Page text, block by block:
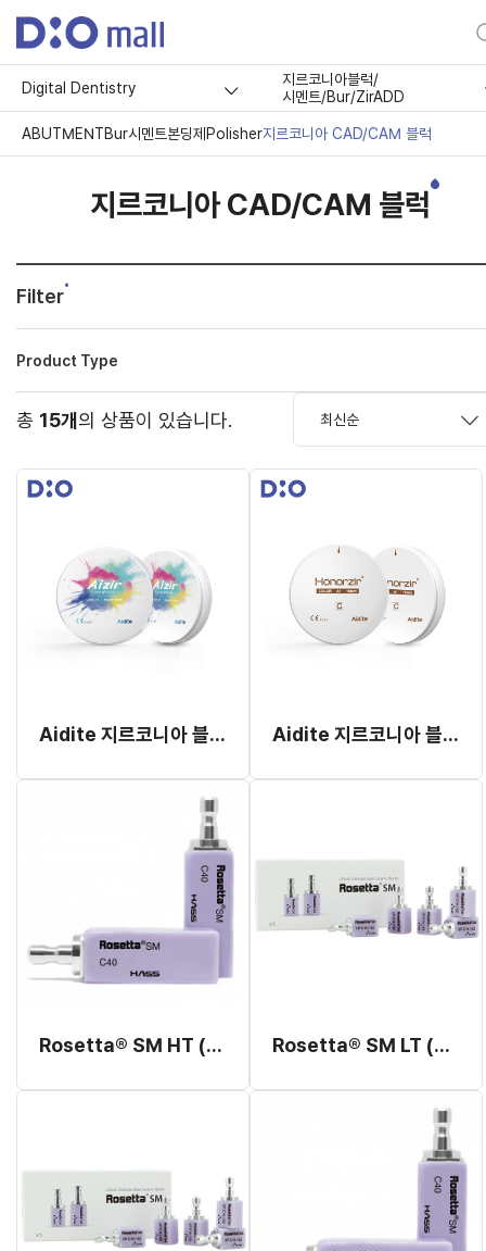
Digital Dentistry
지르코니아블럭/
시멘트/Bur/ZirADD
ABUTMENTBur시멘트본딩제 Polisher지르코니아 CAD/CAM 블럭
지르코니아 CAD/CAM 블럭
Filter
Product Type
총 15개의 상품이 있습니다.
Aidite 지르코니아 블럭 Aizir Aidite 지르코니아 블럭 Honozir SHT
Rosetta® SM HT (High Translucency, Milling Type) C40 Rosetta® SM LT (Low Translucency, Milling Type)